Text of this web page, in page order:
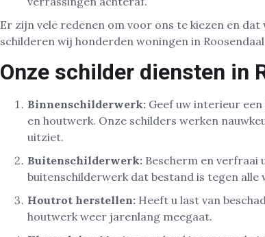
Er zijn vele redenen om voor ons te kiezen en
schilderen wij honderden woningen in
Onze schilder diensten in
Binnenschilderwerk: Geef uw interieur
en houtwerk. Onze schilders werken
uitziet.
Buitenschilderwerk: Bescherm en verfraai
buitenschilderwerk dat bestand is tegen alle
Houtrot herstellen: Heeft u last van
houtwerk weer jarenlang meegaat.